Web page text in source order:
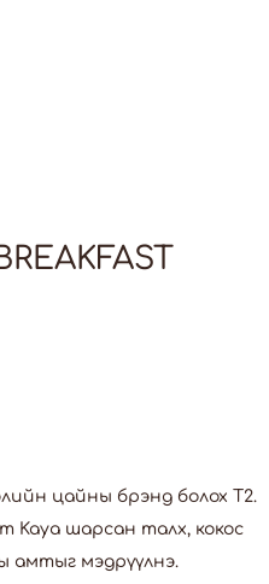
цайны брэнд болох Т2.
Kaya шарсан талх, кокос
мэдрүүлнэ.